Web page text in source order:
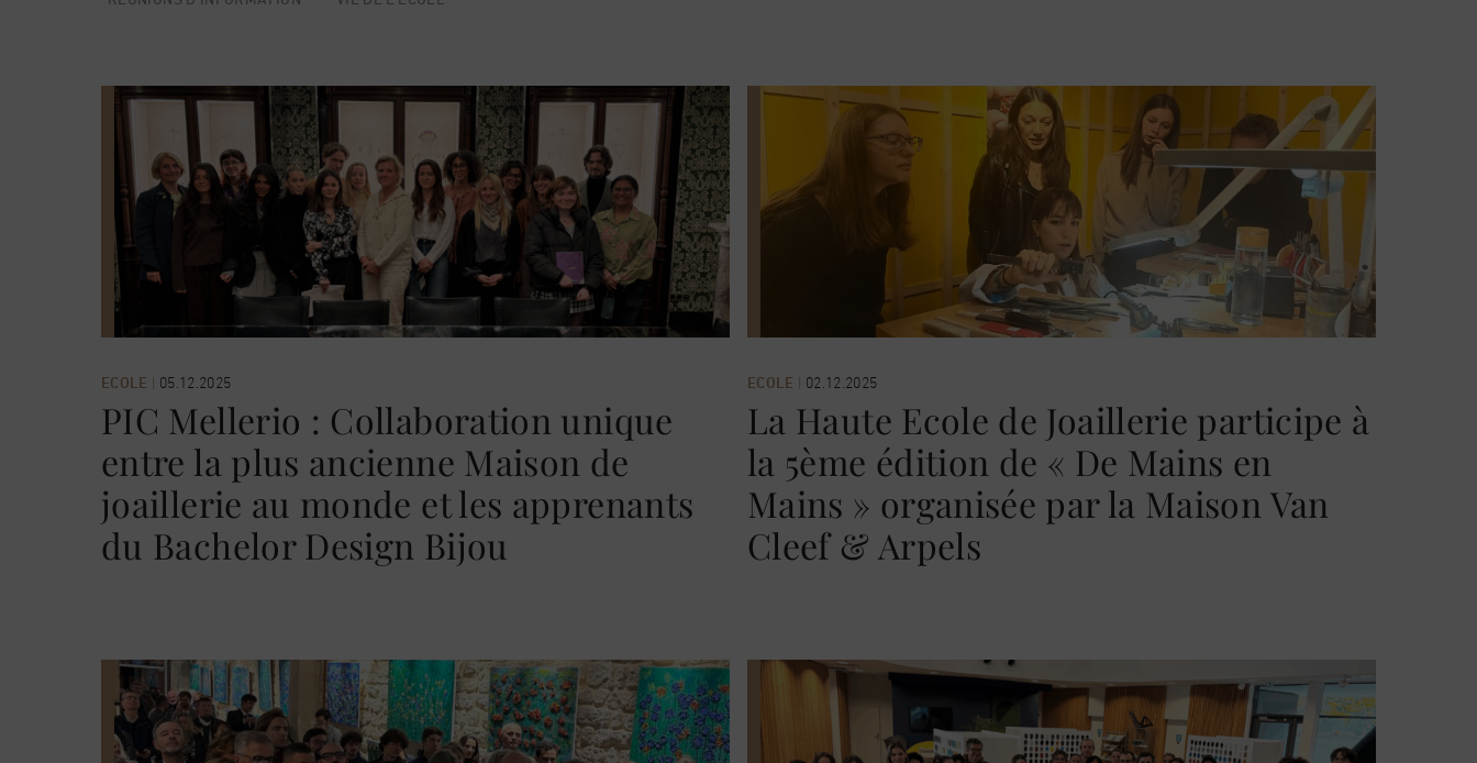
ECOLE | 05.12.2025
PIC Mellerio : Collaboration unique
entre la plus ancienne Maison de
joaillerie au monde et les apprenants
du Bachelor Design Bijou
ECOLE | 02.12.2025
La Haute Ecole de Joaillerie participe à
la 5ème édition de « De Mains en
Mains » organisée par la Maison Van
Cleef & Arpels